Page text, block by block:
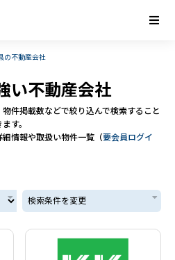
の不動産会社
い不動産会社
件掲載数などで絞り込んで検索すること
す。
情報や取扱い物件一覧（要会員ログイ
検索条件を変更